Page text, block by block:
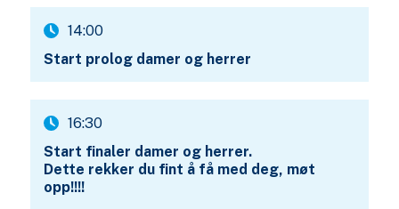
14:00
Start prolog damer og herrer
16:30
Start finaler damer og herrer.
Dette rekker du fint å få med deg, møt
opp!!!!